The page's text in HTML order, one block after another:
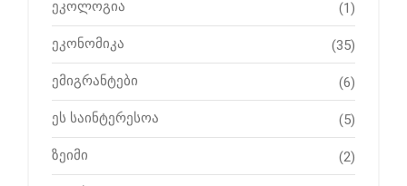
ეკოლოგია (1)
ეკონომიკა (35)
ემიგრანტები (6)
ეს საინტერესოა (5)
ზეიმი (2)